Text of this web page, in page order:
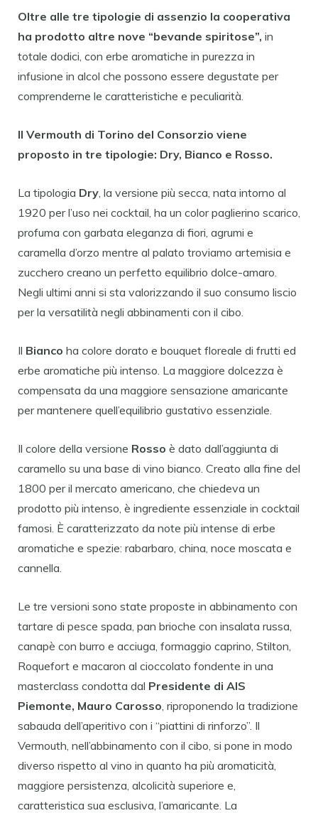
Oltre alle tre tipologie di assenzio la cooperativa
ha prodotto altre nove “bevande spiritose”, in
totale dodici, con erbe aromatiche in purezza in
infusione in alcol che possono essere degustate per
comprenderne le caratteristiche e peculiarità.
Il Vermouth di Torino del Consorzio viene
proposto in tre tipologie: Dry, Bianco e Rosso.
La tipologia Dry , la versione più secca, nata intorno al
1920 per l’uso nei cocktail, ha un color paglierino scarico,
profuma con garbata eleganza di fiori, agrumi e
caramella d’orzo mentre al palato troviamo artemisia e
zucchero creano un perfetto equilibrio dolce-amaro.
Negli ultimi anni si sta valorizzando il suo consumo liscio
per la versatilità negli abbinamenti con il cibo.
Il Bianco ha colore dorato e bouquet floreale di frutti ed
erbe aromatiche più intenso. La maggiore dolcezza è
compensata da una maggiore sensazione amaricante
per mantenere quell’equilibrio gustativo essenziale.
Il colore della versione Rosso è dato dall’aggiunta di
caramello su una base di vino bianco. Creato alla fine del
1800 per il mercato americano, che chiedeva un
prodotto più intenso, è ingrediente essenziale in cocktail
famosi. È caratterizzato da note più intense di erbe
aromatiche e spezie: rabarbaro, china, noce moscata e
cannella.
Le tre versioni sono state proposte in abbinamento con
tartare di pesce spada, pan brioche con insalata russa,
canapè con burro e acciuga, formaggio caprino, Stilton,
Roquefort e macaron al cioccolato fondente in una
masterclass condotta dal Presidente di AIS
Piemonte, Mauro Carosso , riproponendo la tradizione
sabauda dell’aperitivo con i “piattini di rinforzo”. Il
Vermouth, nell’abbinamento con il cibo, si pone in modo
diverso rispetto al vino in quanto ha più aromaticità,
maggiore persistenza, alcolicità superiore e,
caratteristica sua esclusiva, l’amaricante. La